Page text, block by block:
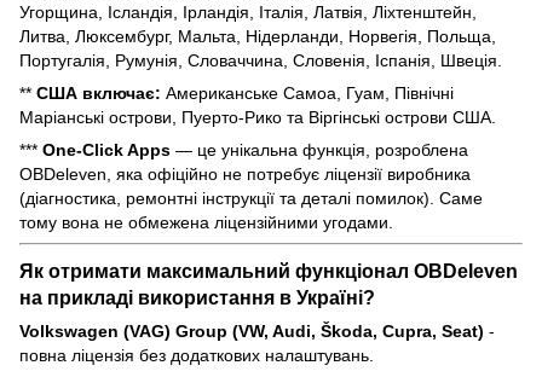
Угорщина, Ісландія, Ірландія, Італія, Латвія, Ліхтенштейн,
Литва, Люксембург, Мальта, Нідерланди, Норвегія, Польща,
Португалія, Румунія, Словаччина, Словенія, Іспанія, Швеція.
** США включає: Американське Самоа, Гуам, Північні
Маріанські острови, Пуерто-Рико та Віргінські острови США.
*** One-Click Apps — це унікальна функція, розроблена
OBDeleven, яка офіційно не потребує ліцензії виробника
(діагностика, ремонтні інструкції та деталі помилок). Саме
тому вона не обмежена ліцензійними угодами.
Як отримати максимальний функціонал OBDeleven
на прикладі використання в Україні?
Volkswagen (VAG) Group (VW, Audi, Škoda, Cupra, Seat) -
повна ліцензія без додаткових налаштувань.